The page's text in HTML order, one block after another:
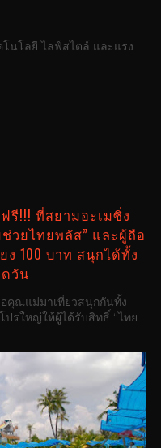
โนโลยี ไลฟ์สไตล์ และแรง
รี!!! ที่สยามอะเมซิ่ง
วยไทยพลัส” และผู้ถือ
ง 100 บาท สนุกได้ทั้ง
วัน
คุณแม่มาเที่ยวสนุกกันทั้ง
ปรใหญ่ให้ผู้ได้รับสิทธิ์ “ไทย